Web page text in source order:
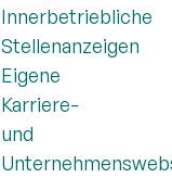
Innerbetriebliche
Stellenanzeigen
Eigene
Karriere-
und